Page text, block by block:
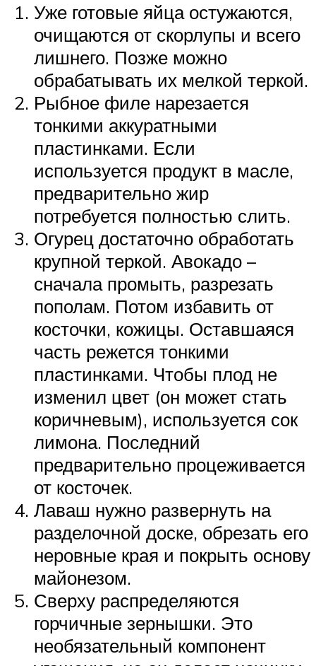
Уже готовые яйца остужаются,
очищаются от скорлупы и всего
лишнего. Позже можно
обрабатывать их мелкой теркой.
Рыбное филе нарезается
тонкими аккуратными
пластинками. Если
используется продукт в масле,
предварительно жир
потребуется полностью слить.
Огурец достаточно обработать
крупной теркой. Авокадо –
сначала промыть, разрезать
пополам. Потом избавить от
косточки, кожицы. Оставшаяся
часть режется тонкими
пластинками. Чтобы плод не
изменил цвет (он может стать
коричневым), используется сок
лимона. Последний
предварительно процеживается
от косточек.
Лаваш нужно развернуть на
разделочной доске, обрезать его
неровные края и покрыть основу
майонезом.
Сверху распределяются
горчичные зернышки. Это
необязательный компонент